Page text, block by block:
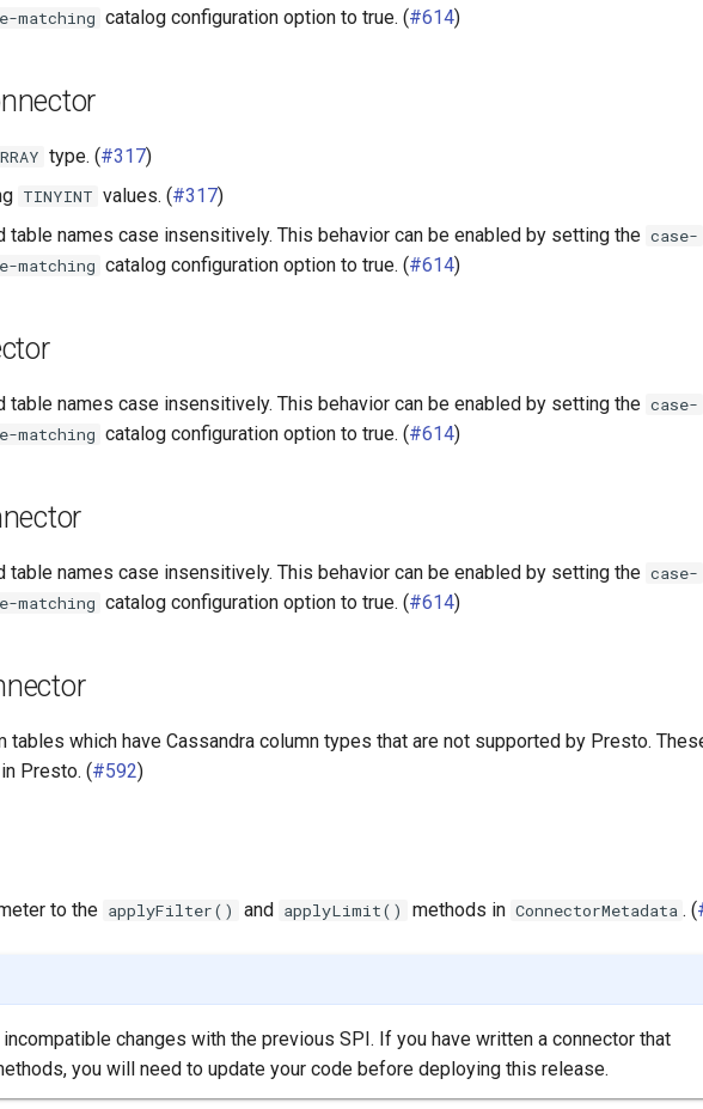
matching catalog configuration option to true. (#614)
type. (#317)
TINYINT values. (#317)
table names case insensitively. This behavior can be enabled by setting the case-
matching catalog configuration option to true. (#614)
table names case insensitively. This behavior can be enabled by setting the case-
matching catalog configuration option to true. (#614)
table names case insensitively. This behavior can be enabled by setting the case-
matching catalog configuration option to true. (#614)
tables which have Cassandra column types that are not supported by Presto.
Presto. (#592)
to the applyFilter() and applyLimit() methods in ConnectorMetadata . (
changes with the previous SPI. If you have written a connector that
you will need to update your code before deploying this release.